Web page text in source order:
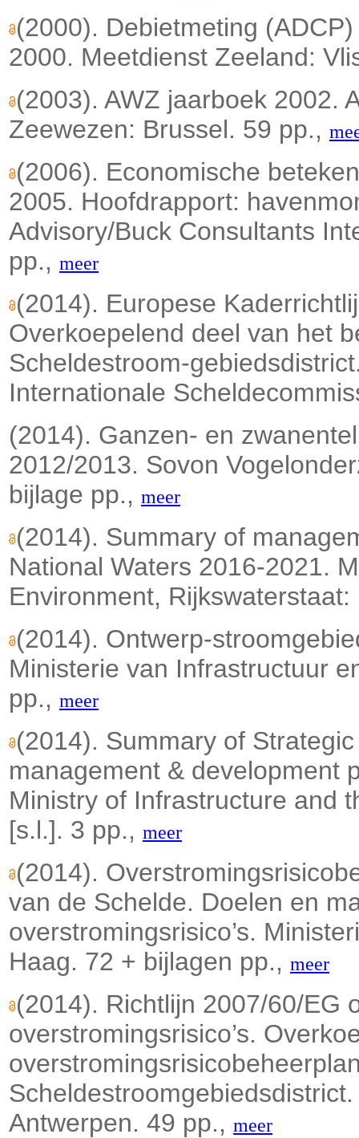
(2000). Debietmeting
2000. Meetdienst Zeeland:
(2003). AWZ jaarboek 2002.
Zeewezen: Brussel. 59 pp.,
(2006). Economische
2005. Hoofdrapport:
Advisory/Buck Consultants
pp., meer
(2014). Europese
Overkoepelend deel van het
Scheldestroom-
Internationale
(2014). Ganzen- en
2012/2013. Sovon
bijlage pp., meer
(2014). Summary of
National Waters 2016-2021.
Environment,
(2014). Ontwerp-
Ministerie van Infrastructuur
pp., meer
(2014). Summary of
management & development
Ministry of Infrastructure and
[s.l.]. 3 pp., meer
(2014).
van de Schelde. Doelen en
overstromingsrisico’s.
Haag. 72 + bijlagen pp., meer
(2014). Richtlijn 2007/60/EG
overstromingsrisico’s.
Antwerpen. 49 pp., meer